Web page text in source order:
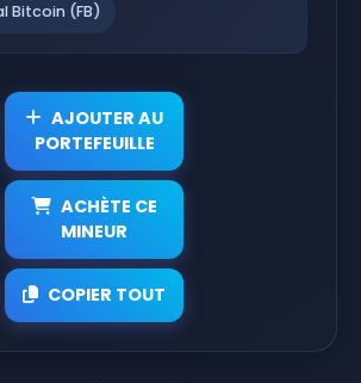
Bitcoin (FB)
AJOUTER AU
PORTEFEUILLE
ACHÈTE CE
MINEUR
COPIER TOUT